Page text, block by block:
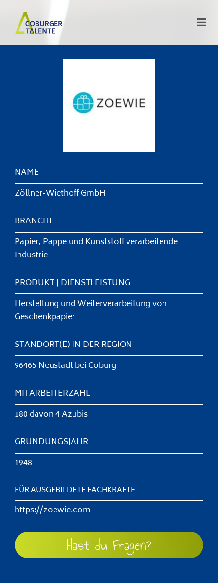
NAME
Zöllner-Wiethoff GmbH
BRANCHE
Papier, Pappe und Kunststoff verarbeitende
Industrie
PRODUKT | DIENSTLEISTUNG
Herstellung und Weiterverarbeitung von
Geschenkpapier
STANDORT(E) IN DER REGION
96465 Neustadt bei Coburg
MITARBEITERZAHL
180 davon 4 Azubis
GRÜNDUNGSJAHR
1948
FÜR AUSGEBILDETE FACHKRÄFTE
https://zoewie.com
Hast du Fragen?